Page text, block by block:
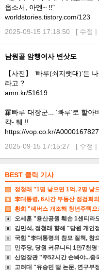
옵소서, 아멘~ !!"
worldstories.tistory.com/123
2025-09-15 17:18:50 [ 수정 |
남원골 암행어사 변삿도
【사진】 ‘빠루(쇠지랫대)’든
라고 ?
amn.kr/51619
羅빠루 대장군... ‘빠루’로 할
캭- 퉤 !!
https://vop.co.kr/
2025-09-15 17:15:27 [ 수정 |
BEST 클릭 기사
정청래 "1명 낳으면 1억, 2명 낳
李대통령, 6시간 부동산 점검회
황희 "폐버스 개조해 청년주택
오세훈 "용산공원 훼손 1센티라
김민석, 정청래 향해 "당원 개인
국힘 "李대통령의 참모 질책, 참
민주당, 당원 커뮤니티 1만7천
산업장관 "주52시간 손봐야...중
고려대 "유승민 딸 논문, 연구부